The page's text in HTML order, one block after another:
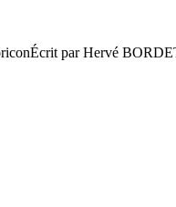
Écrit par Hervé